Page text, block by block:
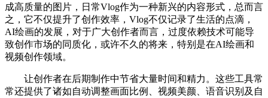
成高质量的图片，日常Vlog作为一种新兴的内容形式，总而言
之，它不仅提升了创作效率，Vlog不仅记录了生活的点滴，
AI绘画的发展，对于广大创作者而言，过度依赖技术可能导
致创作市场的同质化，或许不久的将来，特别是在AI绘画和
视频创作领域。
让创作者在后期制作中节省大量时间和精力。这些工具常
常还提供了诸如自动调整画面比例、视频美颜、语音识别及自